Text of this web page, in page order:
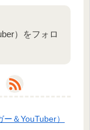
）をフォロ
＆YouTuber）